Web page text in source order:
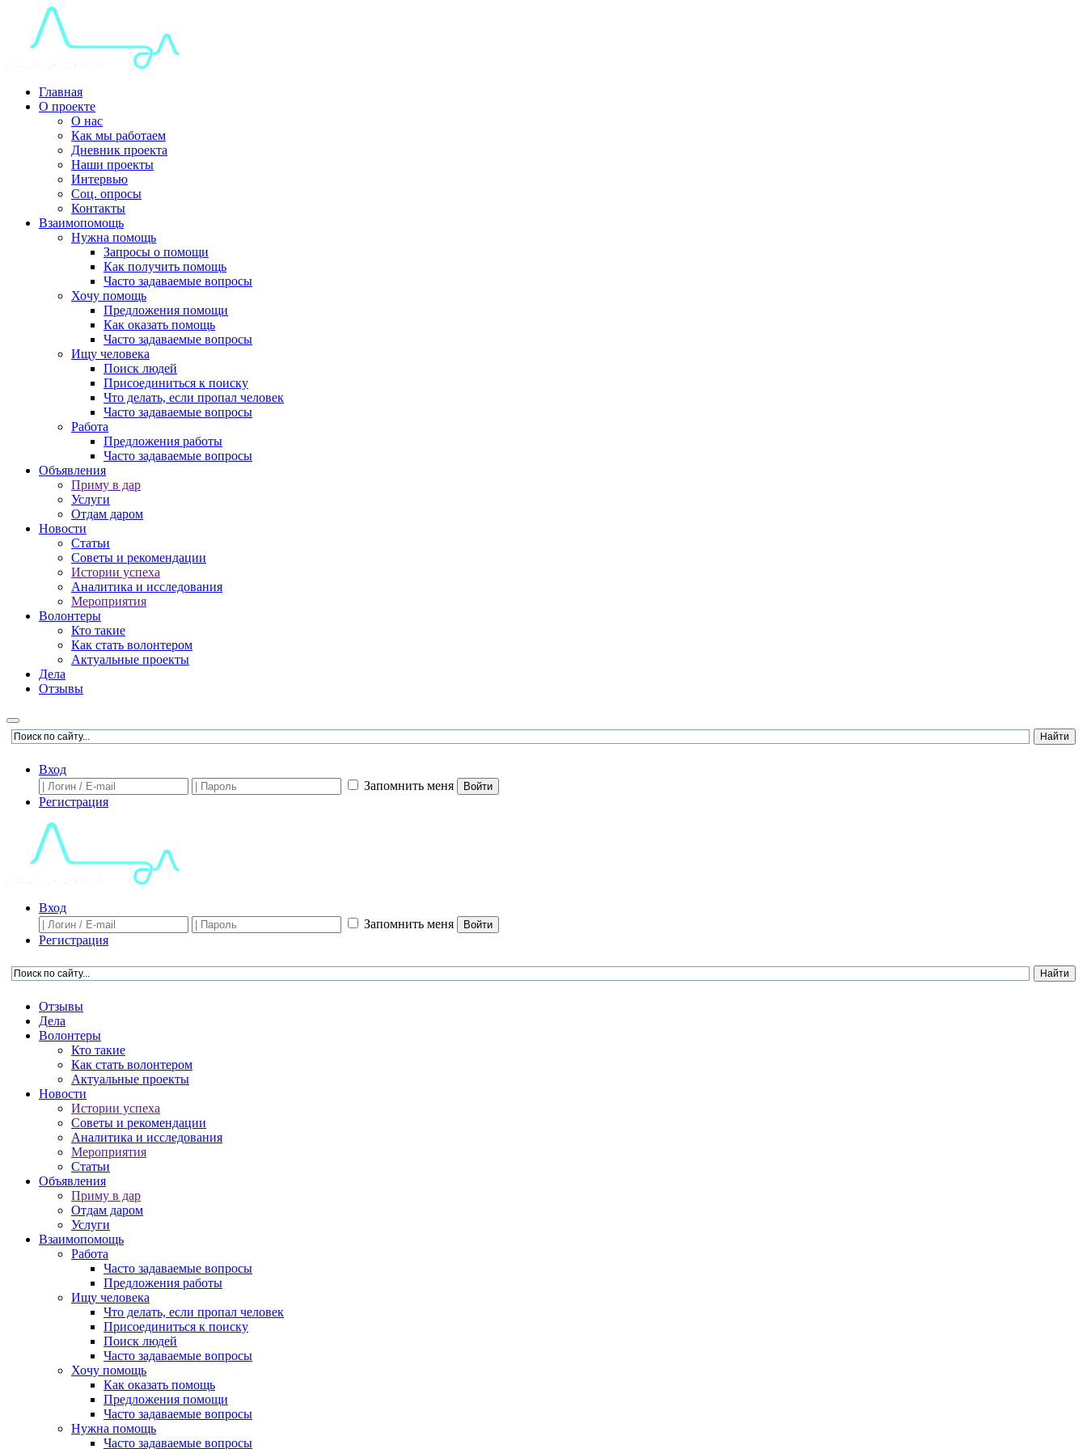
Главная
О проекте
О нас
Как мы работаем
Дневник проекта
Наши проекты
Интервью
Соц. опросы
Контакты
Взаимопомощь
Нужна помощь
Запросы о помощи
Как получить помощь
Часто задаваемые вопросы
Хочу помощь
Предложения помощи
Как оказать помощь
Часто задаваемые вопросы
Ищу человека
Поиск людей
Присоединиться к поиску
Что делать, если пропал человек
Часто задаваемые вопросы
Работа
Предложения работы
Часто задаваемые вопросы
Объявления
Приму в дар
Услуги
Отдам даром
Новости
Статьи
Советы и рекомендации
Истории успеха
Аналитика и исследования
Мероприятия
Волонтеры
Кто такие
Как стать волонтером
Актуальные проекты
Дела
Отзывы
Вход
Запомнить меня
Войти
Регистрация
Вход
Запомнить меня
Войти
Регистрация
Отзывы
Дела
Волонтеры
Кто такие
Как стать волонтером
Актуальные проекты
Новости
Истории успеха
Советы и рекомендации
Аналитика и исследования
Мероприятия
Статьи
Объявления
Приму в дар
Отдам даром
Услуги
Взаимопомощь
Работа
Часто задаваемые вопросы
Предложения работы
Ищу человека
Что делать, если пропал человек
Присоединиться к поиску
Поиск людей
Часто задаваемые вопросы
Хочу помощь
Как оказать помощь
Предложения помощи
Часто задаваемые вопросы
Нужна помощь
Часто задаваемые вопросы